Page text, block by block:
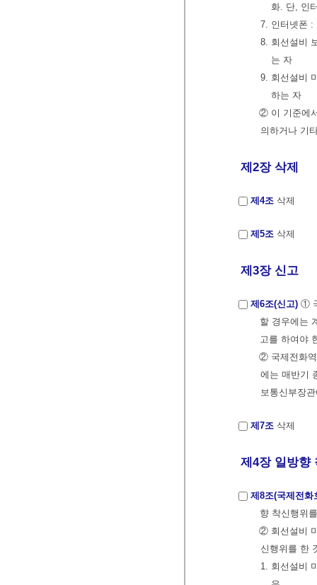
화. 단, 인
7. 인터넷폰 :
8. 회선설비
는 자
9. 회선설비
하는 자
② 이 기준에
의하거나 기
제2장 삭제
제4조 삭제
제5조 삭제
제3장 신고
제6조(신고) ①
할 경우에는
고를 하여야
② 국제전화역
에는 매반기
보통신부장
제7조 삭제
제4장 일방향
제8조(국제전화
향 착신행위
② 회선설비
신행위를 한
1. 회선설비